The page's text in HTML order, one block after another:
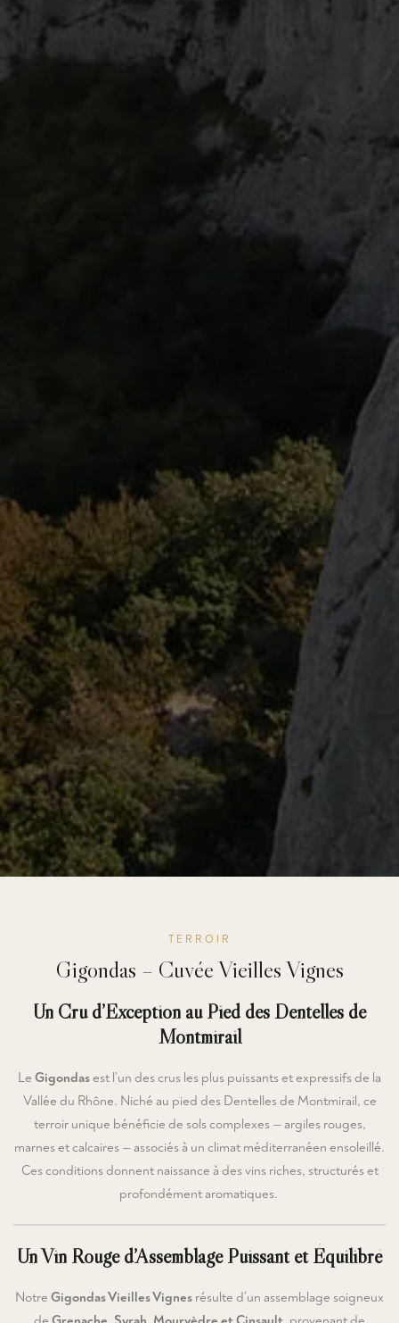
TERROIR
Gigondas – Cuvée Vieilles Vignes
Un Cru d’Exception au Pied des Dentelles de
Montmirail
Le Gigondasest l’un des crus les plus puissants et expressifs de la
Vallée du Rhône. Niché au pied des Dentelles de Montmirail, ce
terroir unique bénéficie de sols complexes — argiles rouges,
marnes et calcaires — associés à un climat méditerranéen ensoleillé.
Ces conditions donnent naissance à des vins riches, structurés et
profondément aromatiques.
Un Vin Rouge d’Assemblage Puissant et Équilibré
Notre Gigondas Vieilles Vignes résulte d’un assemblage soigneux